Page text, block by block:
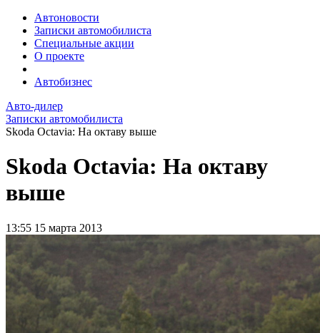
Автоновости
Записки автомобилиста
Специальные акции
О проекте
Автобизнес
Авто-дилер
Записки автомобилиста
Skoda Octavia: На октаву выше
Skoda Octavia: На октаву
выше
13:55 15 марта 2013